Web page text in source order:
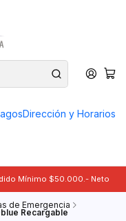
Dirección y Horarios
Mínimo $50.000.- Neto
de Emergencia
Recargable